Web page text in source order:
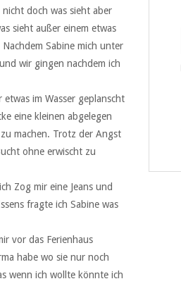
doch was sieht aber
sieht außer einem etwas
Sabine mich unter
wir gingen nachdem ich
im Wasser geplanscht
eine kleinen abgelegen
machen. Trotz der Angst
ohne erwischt zu
Zog mir eine Jeans und
fragte ich Sabine was
vor das Ferienhaus
habe wo sie nur noch
wenn ich wollte könnte ich